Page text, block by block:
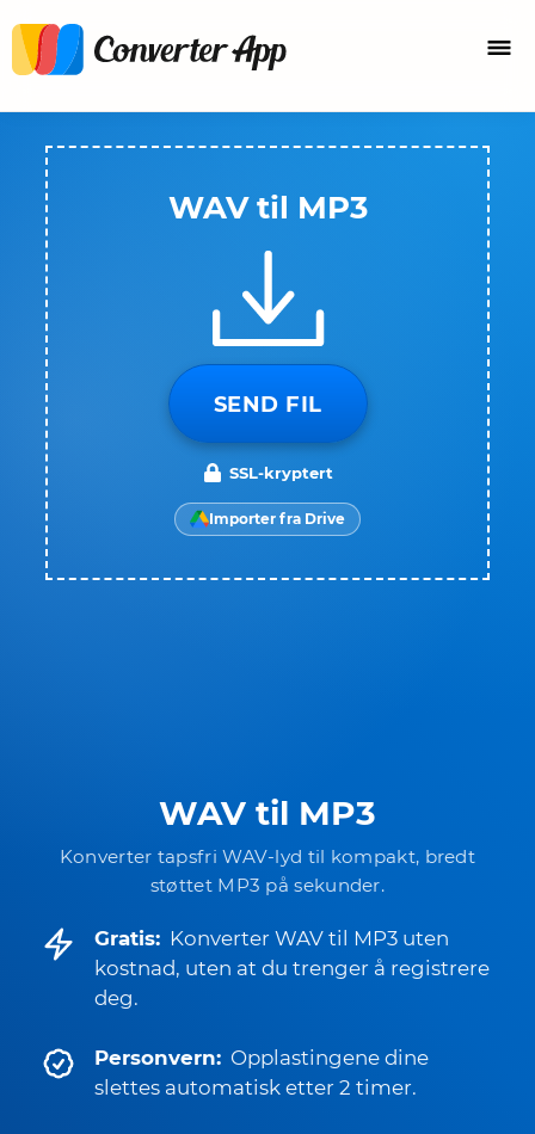
WAV til MP3
Konverter tapsfri WAV-lyd til kompakt, bredt
støttet MP3 på sekunder.
Gratis: Konverter WAV til MP3 uten
kostnad, uten at du trenger å registrere
deg.
Personvern: Opplastingene dine
slettes automatisk etter 2 timer.
WAV til MP3
SEND FIL
SSL-kryptert
Importer fra Drive